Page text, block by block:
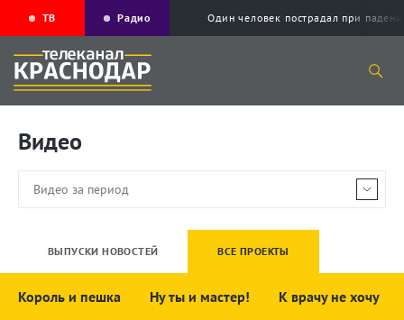
ТВ Радио Один человек пострадал при
Видео
ВЫПУСКИ НОВОСТЕЙ ВСЕ ПРОЕКТЫ
Король и пешка Ну ты и мастер! К врачу не хочу